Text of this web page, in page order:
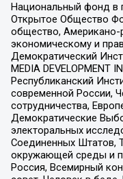
Национальный фонд в
Открытое Общество
общество,
экономическому и
Демократический
MEDIA DEVELOPMENT
Республиканский
современной России,
сотрудничества,
Демократические
электоральных
Соединенных Штатов,
окружающей среды и
Россия, Всемирный